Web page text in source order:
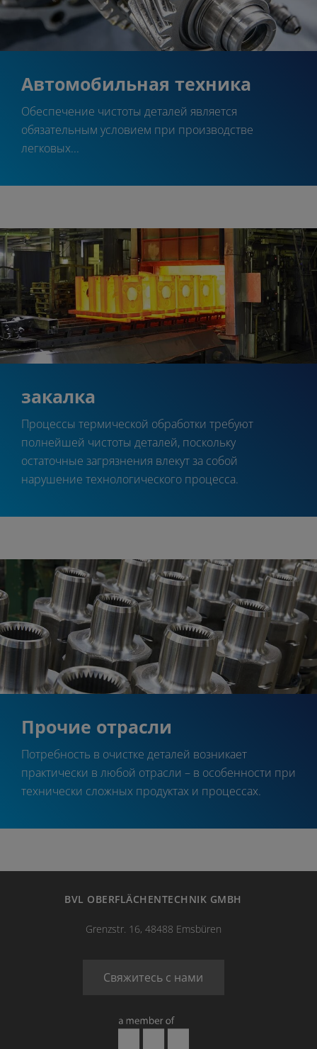
Автомобильная техника
Обеспечение чистоты деталей является
обязательным условием при производстве
легковых...
закалка
Процессы термической обработки требуют
полнейшей чистоты деталей, поскольку
остаточные загрязнения влекут за собой
нарушение технологического процесса.
Прочие отрасли
Потребность в очистке деталей возникает
практически в любой отрасли – в особенности при
технически сложных продуктах и процессах.
BVL OBERFLÄCHENTECHNIK GMBH
Grenzstr. 16, 48488 Emsbüren
Свяжитесь с нами